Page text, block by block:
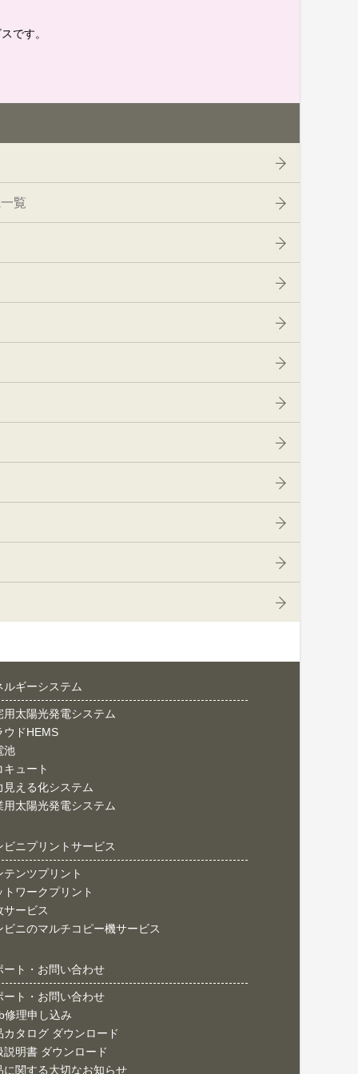
です。
覧
ルギーシステム
用太陽光発電システム
ウドHEMS
池
キュート
見える化システム
用太陽光発電システム
ビニプリントサービス
テンツプリント
トワークプリント
サービス
ビニのマルチコピー機サービス
ート・お問い合わせ
ート・お問い合わせ
修理申し込み
カタログ ダウンロード
説明書 ダウンロード
に関する大切なお知らせ